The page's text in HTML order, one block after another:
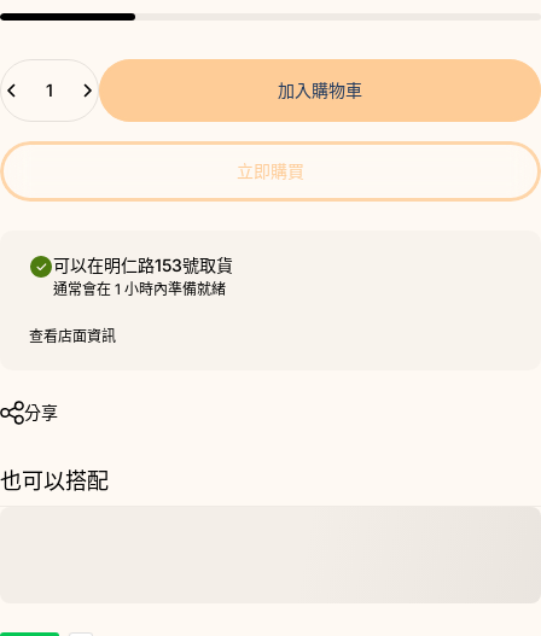
數量
加入購物車
立即購買
可以在明仁路153號取貨
通常會在 1 小時內準備就緒
查看店面資訊
分享
也可以搭配